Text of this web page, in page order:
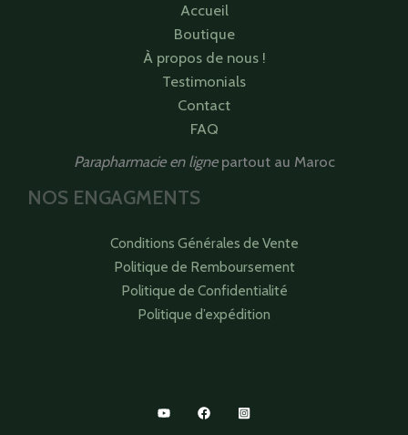
Accueil
Boutique
À propos de nous !
Testimonials
Contact
FAQ
Parapharmacie en lignepartout au Maroc
NOS ENGAGMENTS
Conditions Générales de Vente
Politique de Remboursement
Politique de Confidentialité
Politique d’expédition